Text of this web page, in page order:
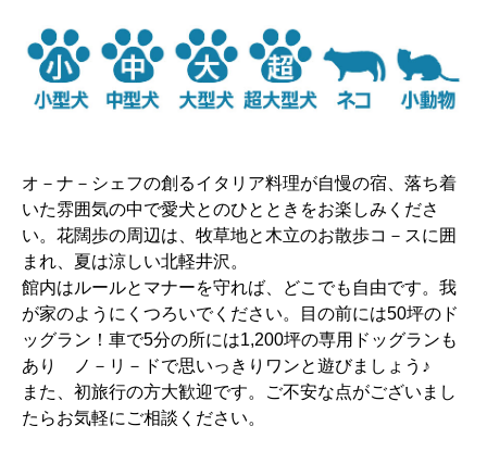
オ－ナ－シェフの創るイタリア料理が自慢の宿、落ち着
いた雰囲気の中で愛犬とのひとときをお楽しみくださ
い。花闊歩の周辺は、牧草地と木立のお散歩コ－スに囲
まれ、夏は涼しい北軽井沢。
館内はルールとマナーを守れば、どこでも自由です。我
が家のようにくつろいでください。目の前には50坪のド
ッグラン！車で5分の所には1,200坪の専用ドッグランも
あり ノ－リ－ドで思いっきりワンと遊びましょう♪
また、初旅行の方大歓迎です。ご不安な点がございまし
たらお気軽にご相談ください。